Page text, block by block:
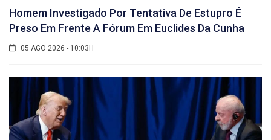
Homem Investigado Por Tentativa De Estupro É
Preso Em Frente A Fórum Em Euclides Da Cunha
05 AGO 2026 - 10:03H